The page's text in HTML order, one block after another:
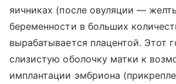
яичниках (после овуляции —
беременности в больших
вырабатывается плацентой. Этот
слизистую оболочку матки к
имплантации эмбриона